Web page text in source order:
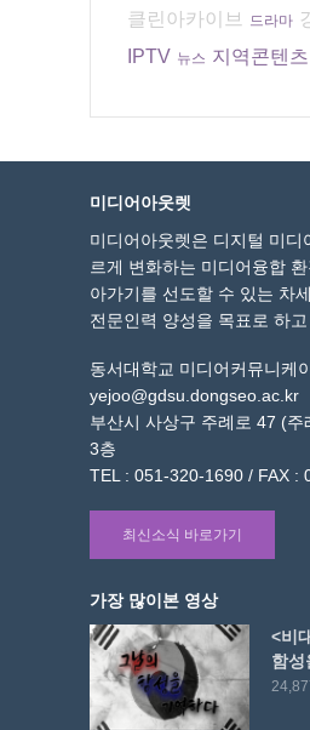
클린아카이브
드라마
IPTV 뉴스 지역콘텐츠
미디어아웃렛
미디어아웃렛은 디지털 미디
르게 변화하는 미디어융합
아가기를 선도할 수 있는 차
전문인력 양성을 목표로 하고
동서대학교 미디어커뮤니케
yejoo@gdsu.dongseo.ac.kr
부산시 사상구 주례로 47 (
3층
TEL : 051-320-1690 / FAX :
최신소식 바로가기
가장 많이본 영상
<비
함성